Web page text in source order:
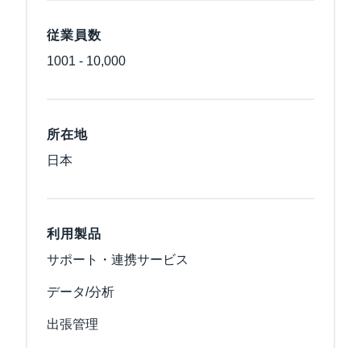
従業員数
1001 - 10,000
所在地
日本
利用製品
サポート・連携サービス
データ/分析
出張管理